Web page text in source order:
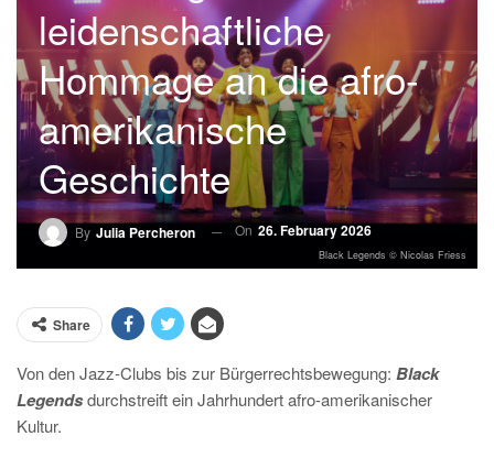
leidenschaftliche
Hommage an die afro-
amerikanische
Geschichte
By Julia Percheron On 26. February 2026
Black Legends © Nicolas Friess
Share
Von den Jazz-Clubs bis zur Bürgerrechtsbewegung: Black
Legendsdurchstreift ein Jahrhundert afro-amerikanischer
Kultur.